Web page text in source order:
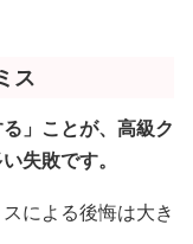
ス
」ことが、高級ク
失敗です。
による後悔は大き